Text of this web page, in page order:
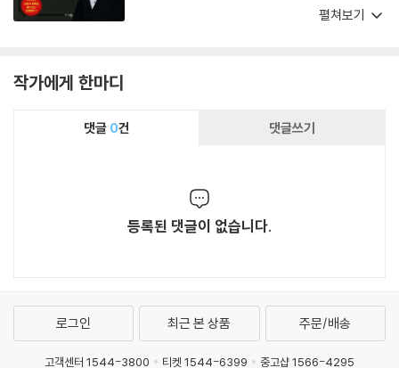
러 그 문제에 직면했을 때 두려움 뒤로 회피하기
펼쳐보기
작가에게 한마디
댓글 0건 댓글쓰기
등록된 댓글이 없습니다.
로그인 최근 본 상품 주문/배송
고객센터 1544-3800 티켓 1544-6399 중고샵 1566-4295